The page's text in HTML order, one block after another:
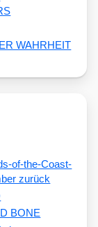
WAHRHEIT
of-the-Coast-
zurück
BONE